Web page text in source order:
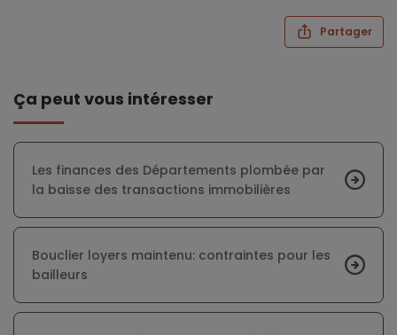
Partager
Ça peut vous intéresser
Les finances des Départements plombée par
la baisse des transactions immobilières
Bouclier loyers maintenu: contraintes pour les
bailleurs